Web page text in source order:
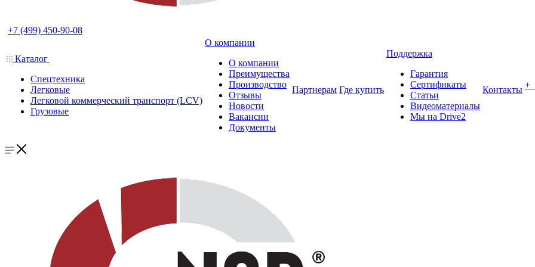
+7 (499) 450-90-08
Каталог
Спецтехника
Легковые
Легковой коммерческий транспорт (LCV)
Грузовые
О компании
О компании
Преимущества
Производство
Отзывы
Новости
Вакансии
Документы
Партнерам Где купить
Поддержка
Гарантия
Сертификаты
Статьи
Видеоматериалы
Мы на Drive2
Контакты +